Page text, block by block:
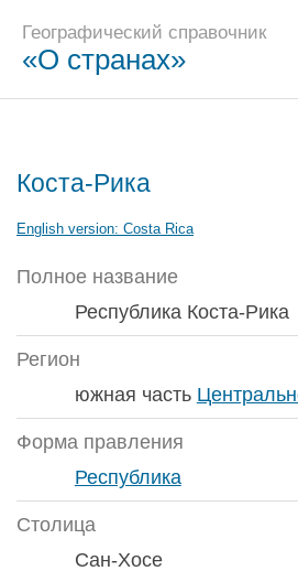
Географический справочник
«О странах»
Коста-Рика
English version: Costa Rica
Полное название
Республика Коста-Рика
Регион
южная часть
Форма правления
Республика
Столица
Сан-Хосе